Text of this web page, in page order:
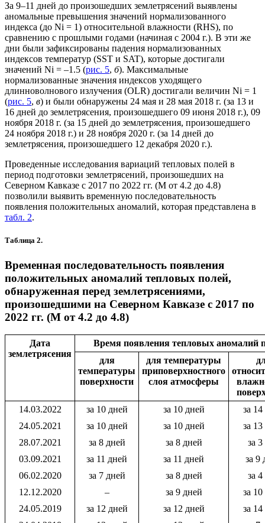
За 9–11 дней до произошедших землетрясений выявлены
аномальные превышения значений нормализованного
индекса (до Ni = 1) относительной влажности (RHS), по
сравнению с прошлыми годами (начиная с 2004 г.). В эти же
дни были зафиксированы падения нормализованных
индексов температур (SST и SAT), которые достигали
значений Ni = –1.5 (рис. 5, б). Максимальные
нормализованные значения индексов уходящего
длинноволнового излучения (OLR) достигали величин Ni = 1
(рис. 5, в) и были обнаружены 24 мая и 28 мая 2018 г. (за 13 и
16 дней до землетрясения, произошедшего 09 июня 2018 г.), 09
ноября 2018 г. (за 15 дней до землетрясения, произошедшего
24 ноября 2018 г.) и 28 ноября 2020 г. (за 14 дней до
землетрясения, произошедшего 12 декабря 2020 г.).
Проведенные исследования вариаций тепловых полей в
период подготовки землетрясений, произошедших на
Северном Кавказе с 2017 по 2022 гг. (М от 4.2 до 4.8)
позволили выявить временную последовательность
появления положительных аномалий, которая представлена в
табл. 2.
Таблица 2.
Временная последовательность появления
положительных аномалий тепловых полей,
обнаруженная перед землетрясениями,
произошедшими на Северном Кавказе с 2017 по
2022 гг. (М от 4.2 до 4.8)
Дата
землетрясения
Время появления тепловых аномалий
для
температуры
поверхности
для температуры
приповерхностного
слоя атмосферы
14.03.2022
за 10 дней за 10 дней
за
24.05.2021
за 10 дней за 10 дней
за
28.07.2021
за 8 дней за 8 дней
за
03.09.2021
за 11 дней за 11 дней
за 9
06.02.2020
за 7 дней за 8 дней
за
12.12.2020
– за 9 дней
за
24.05.2019
за 12 дней за 12 дней
за